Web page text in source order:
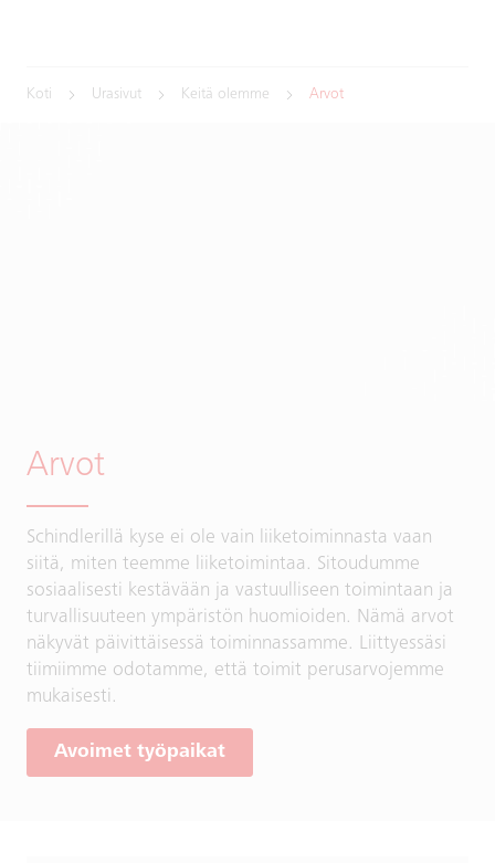
Koti Urasivut Keitä olemme Arvot
Arvot
Schindlerillä kyse ei ole vain liiketoiminnasta vaan
siitä, miten teemme liiketoimintaa. Sitoudumme
sosiaalisesti kestävään ja vastuulliseen toimintaan ja
turvallisuuteen ympäristön huomioiden. Nämä arvot
näkyvät päivittäisessä toiminnassamme. Liittyessäsi
tiimiimme odotamme, että toimit perusarvojemme
mukaisesti.
Avoimet työpaikat